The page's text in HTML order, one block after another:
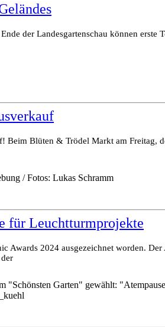
der Landesgartenschau können erste
Beim Blüten & Trödel Markt am Freitag,
für Leuchtturmprojekte
Awards 2024 ausgezeichnet worden.